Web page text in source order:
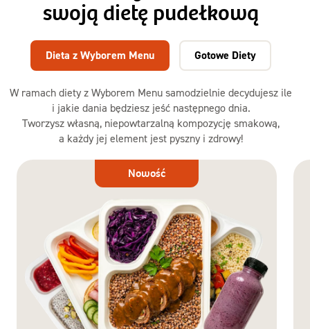
swoją dietę pudełkową
W ramach diety z Wyborem Menu samodzielnie decydujesz ile
i jakie dania będziesz jeść następnego dnia.
Tworzysz własną, niepowtarzalną kompozycję smakową,
a każdy jej element jest pyszny i zdrowy!
Dieta z Wyborem Menu Gotowe Diety
Dieta
Nowość